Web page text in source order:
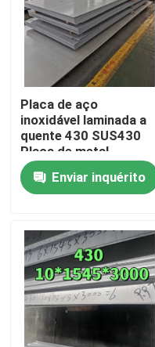
Para casa
Vídeos
Sobre nós
Placa de aço
inoxidável laminada a
quente 430 SUS430
Placa de metal
8*1500*6000mm com
superfície NO.1
Enviar inquérito